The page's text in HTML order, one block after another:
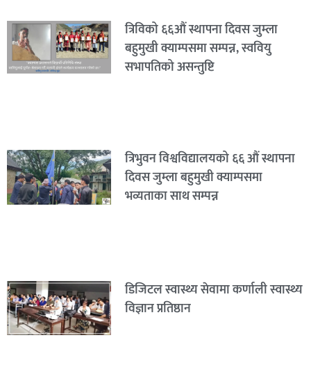
त्रिविको ६६औं स्थापना दिवस जुम्ला
बहुमुखी क्याम्पसमा सम्पन्न, स्ववियु
सभापतिको असन्तुष्टि
त्रिभुवन विश्वविद्यालयको ६६ औं स्थापना
दिवस जुम्ला बहुमुखी क्याम्पसमा
भव्यताका साथ सम्पन्न
डिजिटल स्वास्थ्य सेवामा कर्णाली स्वास्थ्य
विज्ञान प्रतिष्ठान